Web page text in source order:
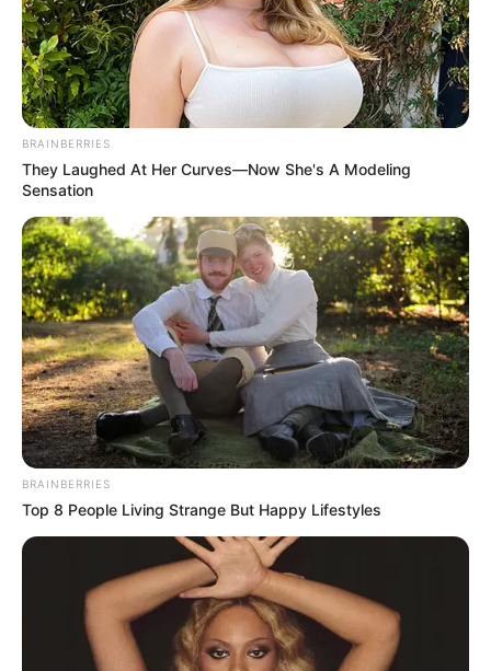
Attitude
avishkar
bhai shayari
bhakti sagar
birthday wishes
dhoka sad shayari
earning money
Good morning
good night
BRAINBERRIES
They Laughed At Her Curves—Now She's A Modeling
Sensation
BRAINBERRIES
Top 8 People Living Strange But Happy Lifestyles